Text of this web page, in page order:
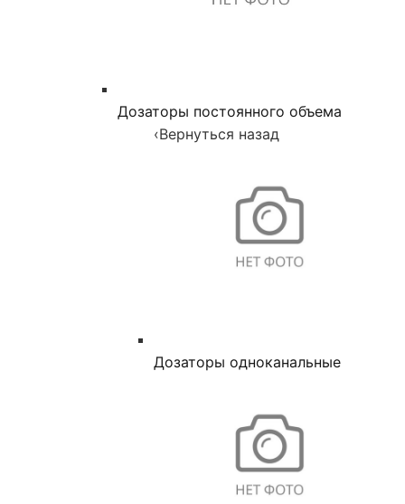
Дозаторы постоянного объема
‹Вернуться назад
Дозаторы одноканальные